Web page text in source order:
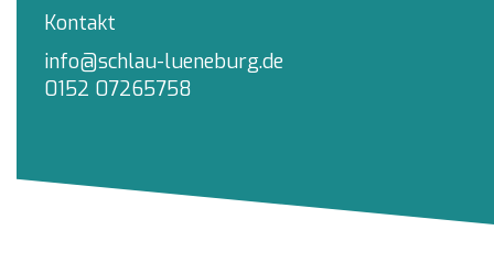
Kontakt
info@schlau-lueneburg.de
0152 07265758